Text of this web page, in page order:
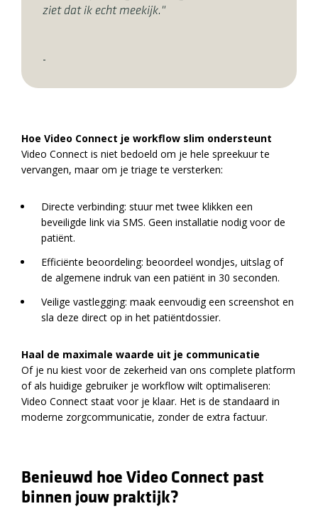
ziet dat ik echt meekijk."
-
Hoe Video Connect je workflow slim ondersteunt
Video Connect is niet bedoeld om je hele spreekuur te
vervangen, maar om je triage te versterken:
Directe verbinding: stuur met twee klikken een
beveiligde link via SMS. Geen installatie nodig voor de
patiënt.
Efficiënte beoordeling: beoordeel wondjes, uitslag of
de algemene indruk van een patiënt in 30 seconden.
Veilige vastlegging: maak eenvoudig een screenshot en
sla deze direct op in het patiëntdossier.
Haal de maximale waarde uit je communicatie
Of je nu kiest voor de zekerheid van ons complete platform
of als huidige gebruiker je workflow wilt optimaliseren:
Video Connect staat voor je klaar. Het is de standaard in
moderne zorgcommunicatie, zonder de extra factuur.
Benieuwd hoe Video Connect past
binnen jouw praktijk?